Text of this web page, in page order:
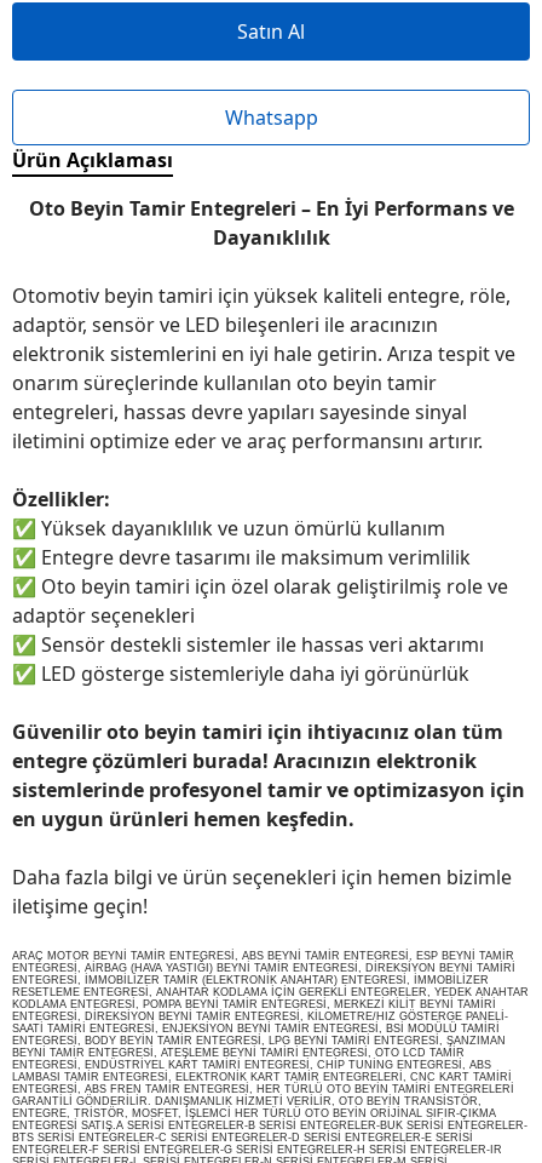
Satın Al
Whatsapp
Ürün Açıklaması
Oto Beyin Tamir Entegreleri – En İyi Performans ve
Dayanıklılık
Otomotiv beyin tamiri için yüksek kaliteli entegre, röle,
adaptör, sensör ve LED bileşenleri ile aracınızın
elektronik sistemlerini en iyi hale getirin. Arıza tespit ve
onarım süreçlerinde kullanılan oto beyin tamir
entegreleri, hassas devre yapıları sayesinde sinyal
iletimini optimize eder ve araç performansını artırır.
Özellikler:
✅ Yüksek dayanıklılık ve uzun ömürlü kullanım
✅ Entegre devre tasarımı ile maksimum verimlilik
✅ Oto beyin tamiri için özel olarak geliştirilmiş role ve
adaptör seçenekleri
✅ Sensör destekli sistemler ile hassas veri aktarımı
✅ LED gösterge sistemleriyle daha iyi görünürlük
Güvenilir oto beyin tamiri için ihtiyacınız olan tüm
entegre çözümleri burada! Aracınızın elektronik
sistemlerinde profesyonel tamir ve optimizasyon için
en uygun ürünleri hemen keşfedin.
Daha fazla bilgi ve ürün seçenekleri için hemen bizimle
iletişime geçin!
ARAÇ MOTOR BEYNİ TAMİR ENTEGRESİ, ABS BEYNİ TAMİR ENTEGRESİ, ESP BEYNİ TAMİR
ENTEGRESİ, AİRBAG (HAVA YASTIĞI) BEYNİ TAMİR ENTEGRESİ, DİREKSİYON BEYNİ TAMİRİ
ENTEGRESİ, İMMOBİLİZER TAMİR (ELEKTRONİK ANAHTAR) ENTEGRESİ, İMMOBİLİZER
RESETLEME ENTEGRESİ, ANAHTAR KODLAMA İÇİN GEREKLİ ENTEGRELER, YEDEK ANAHTAR
KODLAMA ENTEGRESİ, POMPA BEYNİ TAMİR ENTEGRESİ, MERKEZİ KİLİT BEYNİ TAMİRİ
ENTEGRESİ, DİREKSİYON BEYNİ TAMİR ENTEGRESİ, KİLOMETRE/HIZ GÖSTERGE PANELİ-
SAATİ TAMİRİ ENTEGRESİ, ENJEKSİYON BEYNİ TAMİR ENTEGRESİ, BSİ MODÜLÜ TAMİRİ
ENTEGRESİ, BODY BEYİN TAMİR ENTEGRESİ, LPG BEYNİ TAMİRİ ENTEGRESİ, ŞANZIMAN
BEYNİ TAMİR ENTEGRESİ, ATEŞLEME BEYNİ TAMİRİ ENTEGRESİ, OTO LCD TAMİR
ENTEGRESİ, ENDÜSTRİYEL KART TAMİRİ ENTEGRESİ, CHİP TUNİNG ENTEGRESİ, ABS
LAMBASI TAMİR ENTEGRESİ, ELEKTRONİK KART TAMİR ENTEGRELERİ, CNC KART TAMİRİ
ENTEGRESİ, ABS FREN TAMİR ENTEGRESİ, HER TÜRLÜ OTO BEYİN TAMİRİ ENTEGRELERİ
GARANTİLİ GÖNDERİLİR. DANIŞMANLIK HİZMETİ VERİLİR, OTO BEYİN TRANSİSTÖR,
ENTEGRE, TRİSTÖR, MOSFET, İŞLEMCİ HER TÜRLÜ OTO BEYİN ORİJİNAL SIFIR-ÇIKMA
ENTEGRESİ SATIŞ.A SERİSİ ENTEGRELER-B SERİSİ ENTEGRELER-BUK SERİSİ ENTEGRELER-
BTS SERİSİ ENTEGRELER-C SERİSİ ENTEGRELER-D SERİSİ ENTEGRELER-E SERİSİ
ENTEGRELER-F SERİSİ ENTEGRELER-G SERİSİ ENTEGRELER-H SERİSİ ENTEGRELER-IR